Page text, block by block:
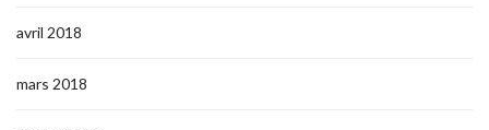
avril 2018
mars 2018